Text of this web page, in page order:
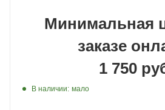
Минимальная
заказе
1 750
В наличии: мало